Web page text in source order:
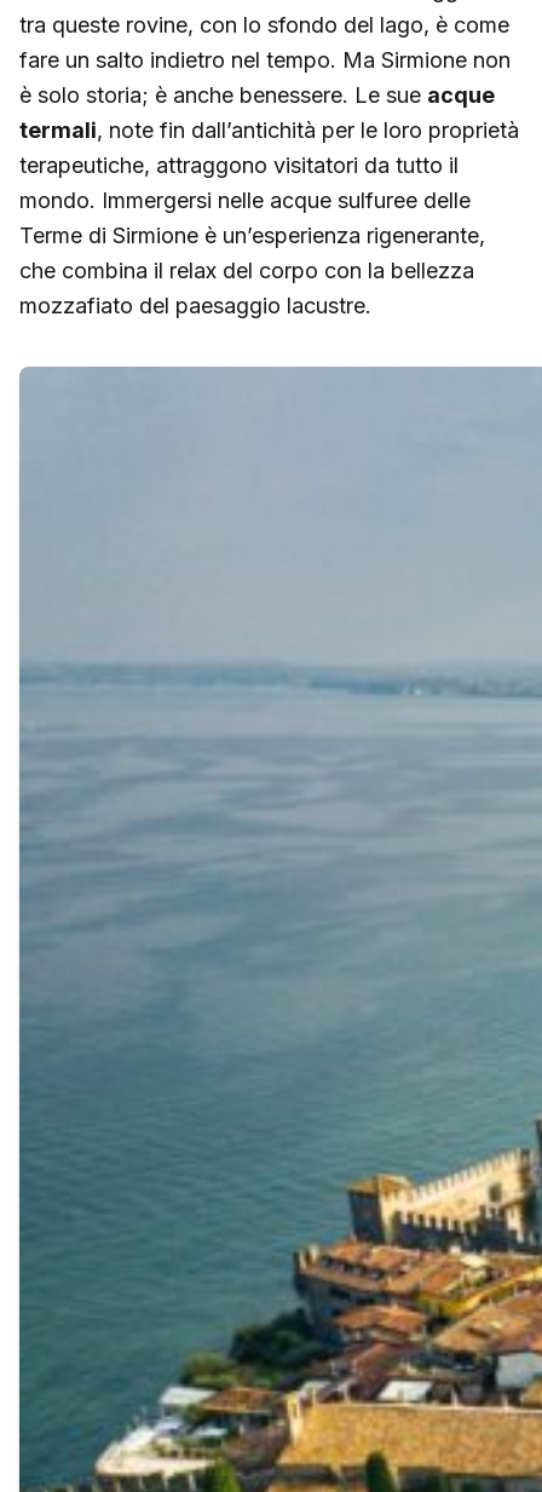
tra queste rovine, con lo sfondo del lago, è come
fare un salto indietro nel tempo. Ma Sirmione non
è solo storia; è anche benessere. Le sue acque
termali, note fin dall’antichità per le loro proprietà
terapeutiche, attraggono visitatori da tutto il
mondo. Immergersi nelle acque sulfuree delle
Terme di Sirmione è un’esperienza rigenerante,
che combina il relax del corpo con la bellezza
mozzafiato del paesaggio lacustre.